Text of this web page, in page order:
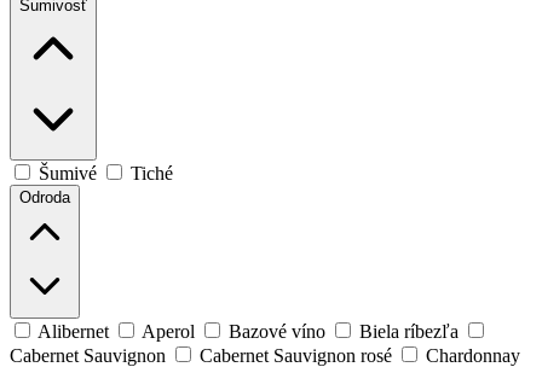
Šumivosť
Šumivé Tiché
Odroda
Alibernet Aperol Bazové víno
Biela ríbezľa
Cabernet Sauvignon
Cabernet Sauvignon rosé
Chardonnay